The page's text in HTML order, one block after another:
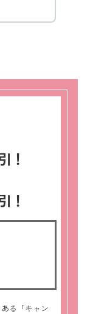
！
！
る「キャン